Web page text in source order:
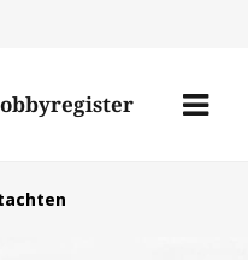
Menü